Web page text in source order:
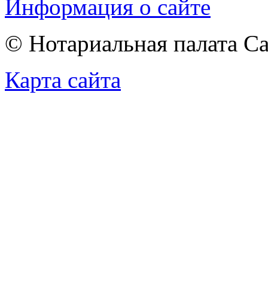
Информация о сайте
© Нотариальная палата
Карта сайта